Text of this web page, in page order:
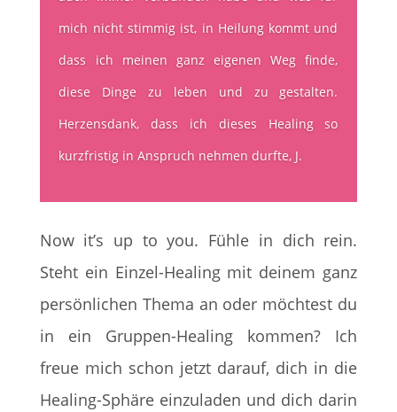
mich nicht stimmig ist, in Heilung kommt und
dass ich meinen ganz eigenen Weg finde,
diese Dinge zu leben und zu gestalten.
Herzensdank, dass ich dieses Healing so
kurzfristig in Anspruch nehmen durfte, J.
Now it’s up to you. Fühle in dich rein.
Steht ein Einzel-Healing mit deinem ganz
persönlichen Thema an oder möchtest du
in ein Gruppen-Healing kommen? Ich
freue mich schon jetzt darauf, dich in die
Healing-Sphäre einzuladen und dich darin